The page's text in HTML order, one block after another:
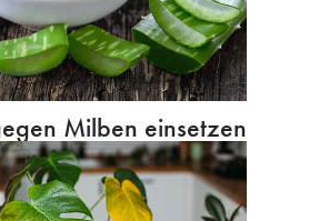
Milben einsetzen